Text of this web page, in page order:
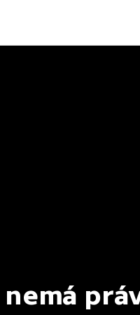
nemá